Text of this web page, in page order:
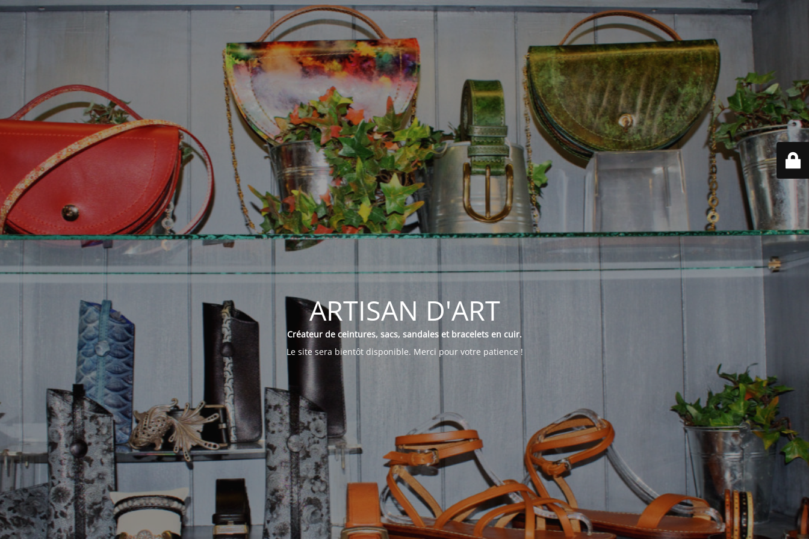
ARTISAN D'ART
Créateur de ceintures, sacs, sandales et bracelets en cuir.
Le site sera bientôt disponible. Merci pour votre patience !